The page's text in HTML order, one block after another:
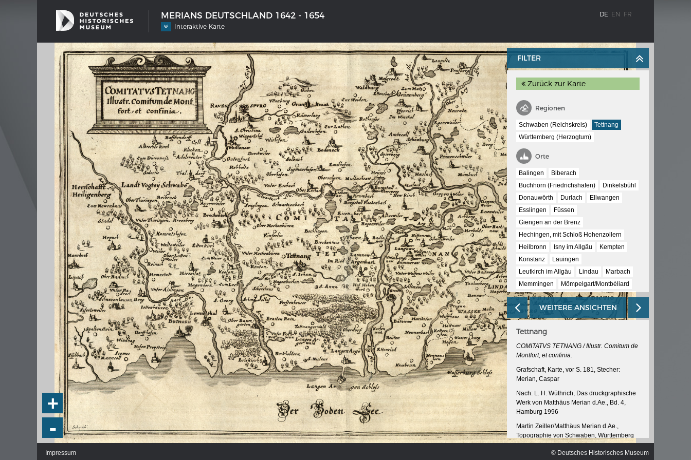
MERIANS DEUTSCHLAND 1642 - 1654
Interaktive Karte
DE EN FR
SCHIFFSTYPEN
Entwicklungen im europäischen
Schiffbau
MERIANS DEUTSCHLAND 1642 - 1654
Interaktive Karte
Bildergalerie Topographia Germaniae
Impressum
Wissenswert
DER RHEIN VON BASEL BIS KOBLENZ
Ganz neue Vorstellung des Rheinstroms
1794
Details der historischen Rheinkarte
Deutsch-französische Geschichte am
Rhein
Chronologie der deutsch-französischen
Geschichte
KAISER KARL V.
Karls V.
DIE NATIONALVERSAMMLUNG IN DER
PAULSKIRCHE 1848
Fraktionen und Abgeordnete
Details und Debatten
Politische Ziele der Fraktionen
Fragen und Antworten
WEIMAR: VOM WESEN UND WERT DER
DEMOKRATIE
Regierungsprogramm
+
-
FILTER
Zurück zur Karte
Regionen
Schwaben (Reichskreis)
Tettnang
Württemberg (Herzogtum)
Orte
Balingen
Biberach
Buchhorn (Friedrichshafen)
Dinkelsbühl
Donauwörth
Durlach
Ellwangen
Esslingen
Füssen
Giengen an der Brenz
Hechingen, mit Schloß Hohenzollern
Heilbronn
Isny im Allgäu
Kempten
Konstanz
Lauingen
Leutkirch im Allgäu
Lindau
Marbach
Memmingen
Mömpelgart/Montbéliard
Neuenburg (2)
Nördlingen
Offenburg
Pforzheim
Rain am Lech
Rottweil
Schaffhausen
Schwäbisch Gmünd
Schwäbisch Hall
Tuttlingen
Überlingen
Ulm (5)
Wangen im Allgäu
WEITERE ANSICHTEN
Tettnang
COMITATVS TETNANG / Illustr. Comitum de
Montfort, et confinia.
Grafschaft, Karte, vor S. 181, Stecher:
Merian, Caspar
Nach: L. H. Wüthrich, Das druckgraphische
Werk von Matthäus Merian d.Ae., Bd. 4,
Hamburg 1996
Martin Zeiller/Matthäus Merian d.Ae.,
Topographie von Schwaben, Württemberg
und Baden, 2. Auflage, um 1655
Impressum © Deutsches Historisches Museum